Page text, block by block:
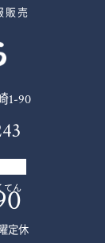
販売
1-90
てん
定休